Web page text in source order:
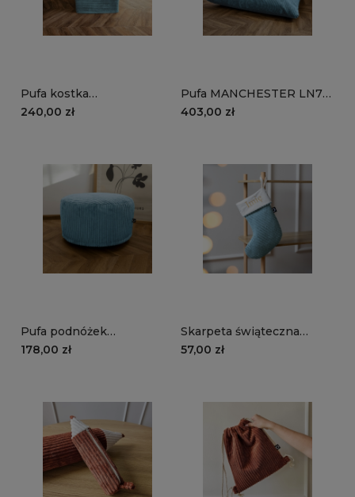
Pufa kostka
MANCHESTER LN75 |
240,00 zł
Pufa MANCHESTER LN75
| turkusowy
403,00 zł
Pufa podnóżek
MANCHESTER LN75 |
178,00 zł
Skarpeta świąteczna
MANCHESTER LN75 |
57,00 zł